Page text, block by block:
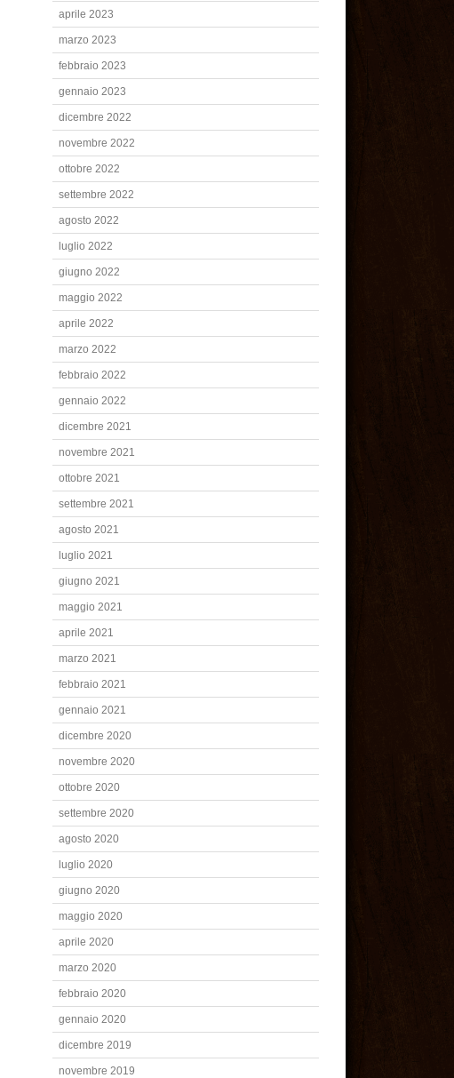
aprile 2023
marzo 2023
febbraio 2023
gennaio 2023
dicembre 2022
novembre 2022
ottobre 2022
settembre 2022
agosto 2022
luglio 2022
giugno 2022
maggio 2022
aprile 2022
marzo 2022
febbraio 2022
gennaio 2022
dicembre 2021
novembre 2021
ottobre 2021
settembre 2021
agosto 2021
luglio 2021
giugno 2021
maggio 2021
aprile 2021
marzo 2021
febbraio 2021
gennaio 2021
dicembre 2020
novembre 2020
ottobre 2020
settembre 2020
agosto 2020
luglio 2020
giugno 2020
maggio 2020
aprile 2020
marzo 2020
febbraio 2020
gennaio 2020
dicembre 2019
novembre 2019